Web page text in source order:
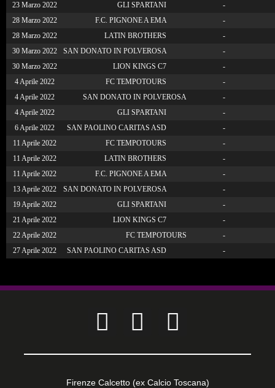
23 Marzo 2022
GLI SPARTANI
-
28 Marzo 2022
F.C. PIGNONE A EMA
-
28 Marzo 2022
LATIN BROTHERS
-
30 Marzo 2022
SAN DONATO IN POLVEROSA
-
30 Marzo 2022
LION KINGS C7
-
4 Aprile 2022
FC TEMPOTOURS
-
4 Aprile 2022
SAN DONATO IN POLVEROSA
-
4 Aprile 2022
GLI SPARTANI
-
6 Aprile 2022
SAN PAOLINO CARITAS ASD
-
11 Aprile 2022
FC TEMPOTOURS
-
11 Aprile 2022
LATIN BROTHERS
-
11 Aprile 2022
F.C. PIGNONE A EMA
-
13 Aprile 2022
SAN DONATO IN POLVEROSA
-
19 Aprile 2022
GLI SPARTANI
-
21 Aprile 2022
LION KINGS C7
-
22 Aprile 2022
FC TEMPOTOURS
-
27 Aprile 2022
SAN PAOLINO CARITAS ASD -
Firenze Calcetto (ex Calcio Toscana)